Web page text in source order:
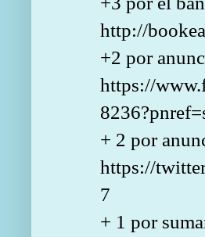
http://
+2 por
https://
+ 2 por
https://
7
+ 1 por